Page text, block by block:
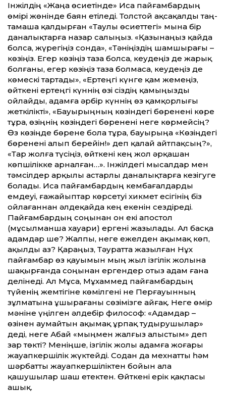
Інжілдің «Жаңа өсиетінде» Иса пайғамбардың
өмірі жөнінде баян етіледі. Толстой ақсақалды таң-
тамаша қалдырған «Таулы өсиеттегі» мына бір
даналықтарға назар салыңыз. «Қазынаңыз қайда
болса, жүрегіңіз сонда», «Тәніңіздің шамшырағы –
көзіңіз. Егер көзіңіз таза болса, кеудеңіз де жарық
болғаны, егер көзіңіз таза болмаса, кеудеңіз де
көмескі тартады», «Ертеңгі күнге қам жемеңіз,
өйткені ертеңгі күннің өзі сіздің қамыңызды
ойлайды, адамға әрбір күннің өз қамқорлығы
жеткілікті», «Бауырыңның көзіндегі бөренені көре
тұра, өзіңнің көзіңдегі бөренені неге көрмейсің?
Өз көзіңде бөрене бола тұра, бауырыңа «Көзіңдегі
бөренені алып берейін!» деп қалай айтпақсың?»,
«Тар жолға түсіңіз, өйткені кең жол әрқашан
көпшілікке арналған…». Інжілдегі мысалдар мен
тәмсілдер арқылы астарлы даналықтарға кезігуге
болады. Иса пайғамбардың кембағалдарды
емдеуі, ғажайыптар көрсетуі хикмет есігінің біз
ойлағаннан әлдеқайда кең екенін сездіреді.
Пайғамбардың соңынан он екі апостол
(мұсылманша хауари) ергені жазылады. Ал басқа
адамдар ше? Жалпы, неге ежелден ақымақ көп,
ақылды аз? Қараңыз, Тәуратта жазылған Нұх
пайғамбар өз қауымын мың жыл ізгілік жолына
шақырғанда соңынан ергендер отыз адам ғана
делінеді. Ал Мұса, Мұхаммед пайғамбардың
түйенің жемтігіне көмілгені не Перғауынның
зұлматына ұшырағаны сөзімізге айғақ. Неге өмір
мәніне үңілген әлдебір философ: «Адамдар –
өзінен аумайтын ақымақ ұрпақ тудырушылар»
деді, неге Абай «мыңмен жалғыз алыстым» деп
зар төкті? Меніңше, ізгілік жолы адамға жоғары
жауапкершілік жүктейді. Содан да мехнатты һәм
шәрбатты жауапкершіліктен бойын ала
қашушылар шаш етектен. Өйткені ерік қақпасы
ашық.